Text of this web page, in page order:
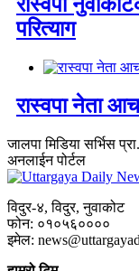
रास्वपा
परित्याग
रास्वपा नेता
जालपा मिडिया सर्भिस
अनलाईन पोर्टल
विदुर-४, विदुर, नुवाकोट
फोन: ०१०५६००००
इमेल: